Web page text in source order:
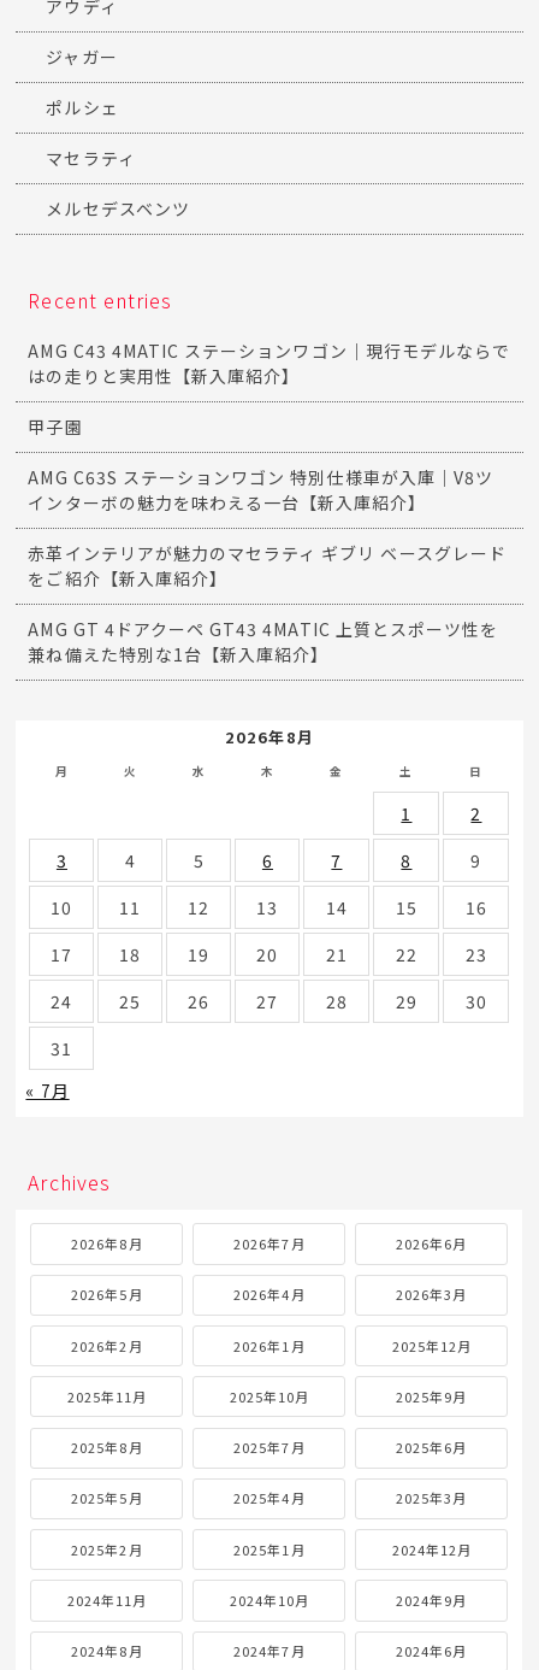
アウディ
ジャガー
ポルシェ
マセラティ
メルセデスベンツ
Recent entries
AMG C43 4MATIC ステーションワゴン｜現行モデルならで
はの走りと実用性【新入庫紹介】
甲子園
AMG C63S ステーションワゴン 特別仕様車が入庫｜V8ツ
インターボの魅力を味わえる一台【新入庫紹介】
赤革インテリアが魅力のマセラティ ギブリ ベースグレード
をご紹介【新入庫紹介】
AMG GT 4ドアクーペ GT43 4MATIC 上質とスポーツ性を
兼ね備えた特別な1台【新入庫紹介】
2026年8月
月 火 水 木 金 土 日
1
2
3
4 5 6 7 8
9
10
11 12 13 14 15
16
17
18 19 20 21 22
23
24
25 26 27 28 29
30
31
« 7月
Archives
2026年8月 2026年7月 2026年6月
2026年5月 2026年4月 2026年3月
2026年2月 2026年1月 2025年12月
2025年11月 2025年10月 2025年9月
2025年8月 2025年7月 2025年6月
2025年5月 2025年4月 2025年3月
2025年2月 2025年1月 2024年12月
2024年11月 2024年10月 2024年9月
2024年8月 2024年7月 2024年6月